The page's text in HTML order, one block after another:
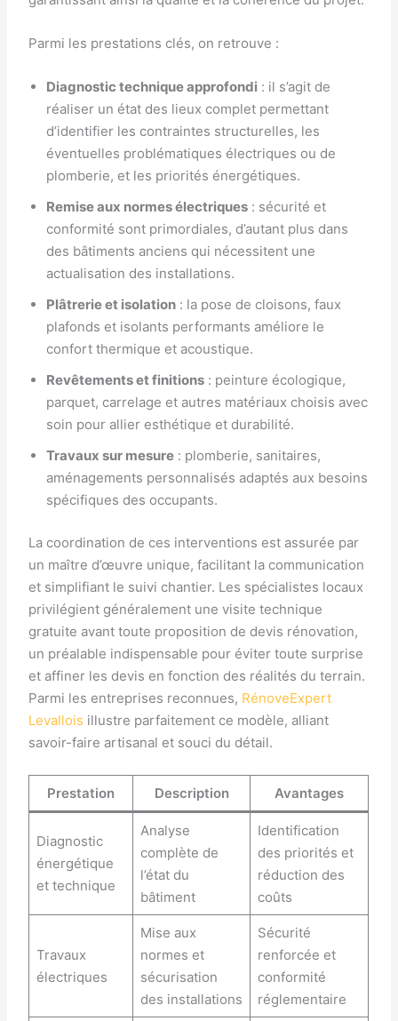
Parmi les prestations clés, on retrouve :
Diagnostic technique approfondi : il s’agit de
réaliser un état des lieux complet permettant
d’identifier les contraintes structurelles, les
éventuelles problématiques électriques ou de
plomberie, et les priorités énergétiques.
Remise aux normes électriques : sécurité et
conformité sont primordiales, d’autant plus dans
des bâtiments anciens qui nécessitent une
actualisation des installations.
Plâtrerie et isolation : la pose de cloisons, faux
plafonds et isolants performants améliore le
confort thermique et acoustique.
Revêtements et finitions : peinture écologique,
parquet, carrelage et autres matériaux choisis avec
soin pour allier esthétique et durabilité.
Travaux sur mesure : plomberie, sanitaires,
aménagements personnalisés adaptés aux besoins
spécifiques des occupants.
La coordination de ces interventions est assurée par
un maître d’œuvre unique, facilitant la communication
et simplifiant le suivi chantier. Les spécialistes locaux
privilégient généralement une visite technique
gratuite avant toute proposition de devis rénovation,
un préalable indispensable pour éviter toute surprise
et affiner les devis en fonction des réalités du terrain.
Parmi les entreprises reconnues, RénoveExpert
Levallois illustre parfaitement ce modèle, alliant
savoir-faire artisanal et souci du détail.
Prestation Description Avantages
Diagnostic
énergétique
et technique
Analyse
complète de
l’état du
bâtiment
Identification
des priorités et
réduction des
coûts
Travaux
électriques
Mise aux
normes et
sécurisation
des installations
Sécurité
renforcée et
conformité
réglementaire